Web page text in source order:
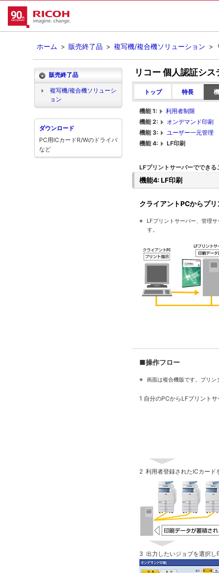
ホーム > 販売終了品 > 複写機/複合機ソリューション >
リコー 個人認証シ
トップ 特長
機能 1:
利用者制限
機能 2:
オンデマンド印刷
機能 3:
ユーザー一元管理
機能 4:
LF印刷
LFプリントサーバーでできる
機能4: LF印刷
クライアントPCからプ
※
LFプリントサーバー、管理
す。
■操作フロー
※ 画面は複合機版です。プリ
1 自分のPCからLFプリント
2 利用者登録されたICカード
3 出力したいジョブを選択
販売終了品
複写機/複合機ソリューシ
ョン
ダウンロード
PC用ICカードR/Wのドライバ
など